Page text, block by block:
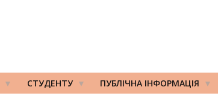
СТУДЕНТУ ПУБЛІЧНА ІНФОРМАЦІЯ